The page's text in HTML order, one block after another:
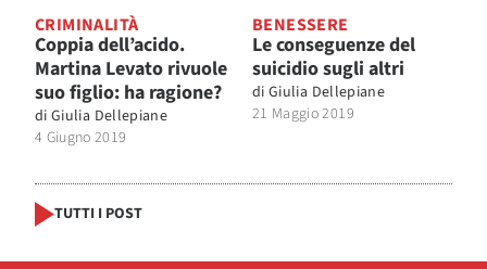
CRIMINALITÀ
Coppia dell’acido.
Martina Levato rivuole
suo figlio: ha ragione?
di Giulia Dellepiane
4 Giugno 2019
BENESSERE
Le conseguenze del
suicidio sugli altri
di Giulia Dellepiane
21 Maggio 2019
TUTTI I POST